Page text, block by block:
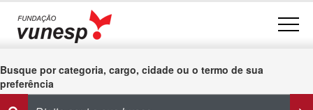
Busque por categoria, cargo, cidade ou o termo de sua
preferência